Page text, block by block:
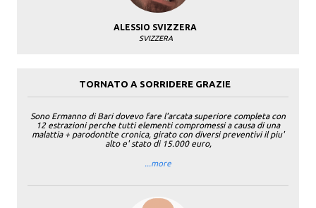
ALESSIO SVIZZERA
SVIZZERA
TORNATO A SORRIDERE GRAZIE
Sono Ermanno di Bari dovevo fare l'arcata superiore completa con
12 estrazioni perche tutti elementi compromessi a causa di una
malattia + parodontite cronica, girato con diversi preventivi il piu'
alto e' stato di 15.000 euro,
...more